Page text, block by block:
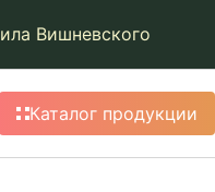
Вишневского
Каталог продукции